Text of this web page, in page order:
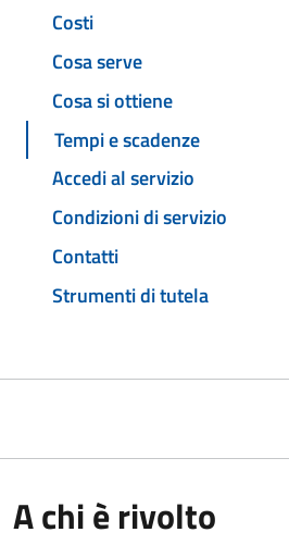
Costi
Cosa serve
Cosa si ottiene
Tempi e scadenze
Accedi al servizio
Condizioni di servizio
Contatti
Strumenti di tutela
A chi è rivolto